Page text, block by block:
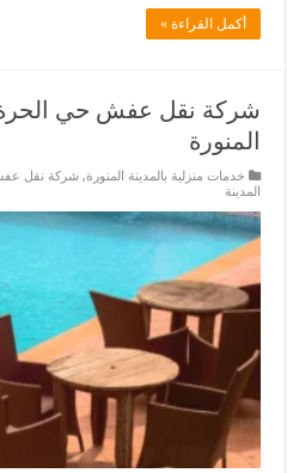
أكمل القراءة »
شركة نقل عفش حي الحرة
المنورة
خدمات منزلية بالمدينة المنورة,شركة نقل عفش
المدينة